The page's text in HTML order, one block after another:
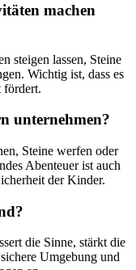
machen
steigen lassen, Steine
Wichtig ist, dass es
fördert.
unternehmen?
Steine werfen oder
Abenteuer ist auch
der Kinder.
die Sinne, stärkt die
Umgebung und